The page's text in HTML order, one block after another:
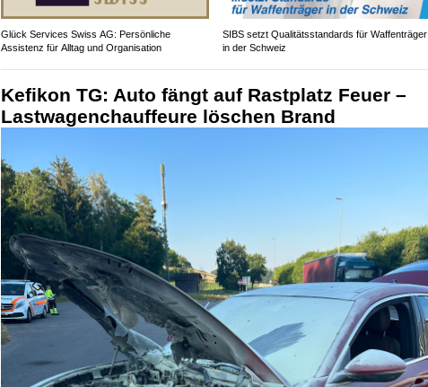
Glück Services Swiss AG: Persönliche
Assistenz für Alltag und Organisation
SIBS setzt Qualitätsstandards für Waffenträger
in der Schweiz
Kefikon TG: Auto fängt auf Rastplatz Feuer –
Lastwagenchauffeure löschen Brand